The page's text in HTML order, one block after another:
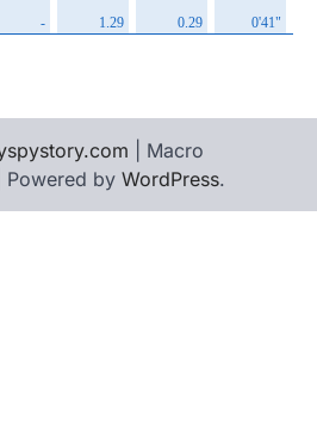
| Macro
| Powered by WordPress.